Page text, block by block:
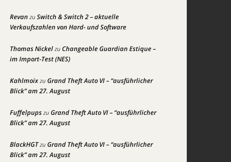
Revan zuSwitch & Switch 2 – aktuelle
Verkaufszahlen von Hard- und Software
Thomas NickelzuChangeable Guardian Estique –
im Import-Test (NES)
KahlmoixzuGrand Theft Auto VI – “ausführlicher
Blick” am 27. August
FuffelpupszuGrand Theft Auto VI – “ausführlicher
Blick” am 27. August
BlackHGTzuGrand Theft Auto VI – “ausführlicher
Blick” am 27. August